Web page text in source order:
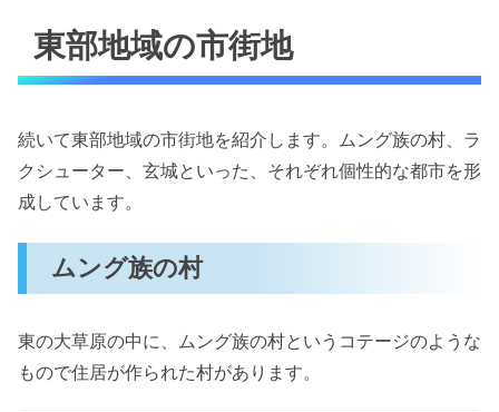
東部地域の市街地
続いて東部地域の市街地を紹介します。ムング族の村、ラ
クシューター、玄城といった、それぞれ個性的な都市を形
成しています。
ムング族の村
東の大草原の中に、ムング族の村というコテージのような
もので住居が作られた村があります。